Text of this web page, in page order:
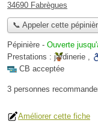
34690 Fabrègues
📞 Appeler cette
Pépinière - Ouverte
Prestations : jardinerie ,
CB acceptée
3 personnes
Améliorer cette fiche